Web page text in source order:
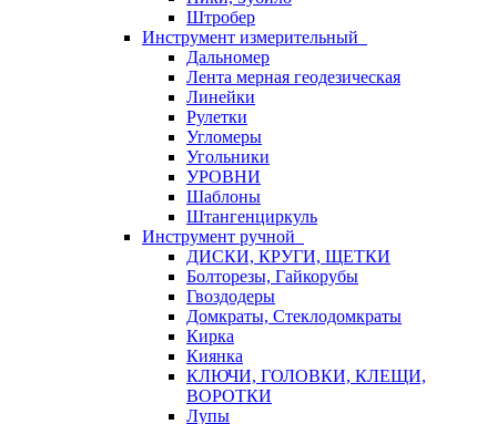
Штробер
Инструмент измерительный
Дальномер
Лента мерная геодезическая
Линейки
Рулетки
Угломеры
Угольники
УРОВНИ
Шаблоны
Штангенциркуль
Инструмент ручной
ДИСКИ, КРУГИ, ЩЕТКИ
Болторезы, Гайкорубы
Гвоздодеры
Домкраты, Стеклодомкраты
Кирка
Киянка
КЛЮЧИ, ГОЛОВКИ, КЛЕЩИ,
ВОРОТКИ
Лупы